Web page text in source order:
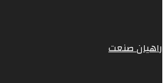
راهیان صنعت